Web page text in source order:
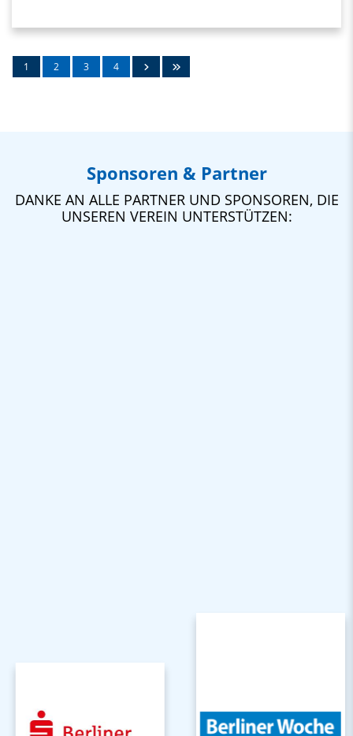
1 2 3 4
Sponsoren & Partner
DANKE AN ALLE PARTNER UND SPONSOREN, DIE
UNSEREN VEREIN UNTERSTÜTZEN: